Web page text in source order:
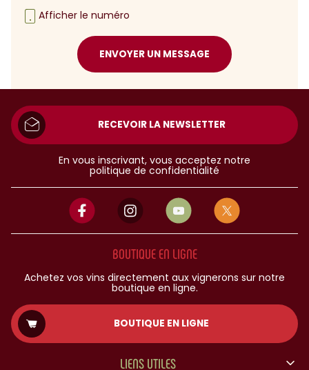
Afficher le numéro
ENVOYER UN MESSAGE
RECEVOIR LA NEWSLETTER
En vous inscrivant, vous acceptez notre
politique de confidentialité
BOUTIQUE EN LIGNE
Achetez vos vins directement aux vignerons sur notre
boutique en ligne.
BOUTIQUE EN LIGNE
LIENS UTILES